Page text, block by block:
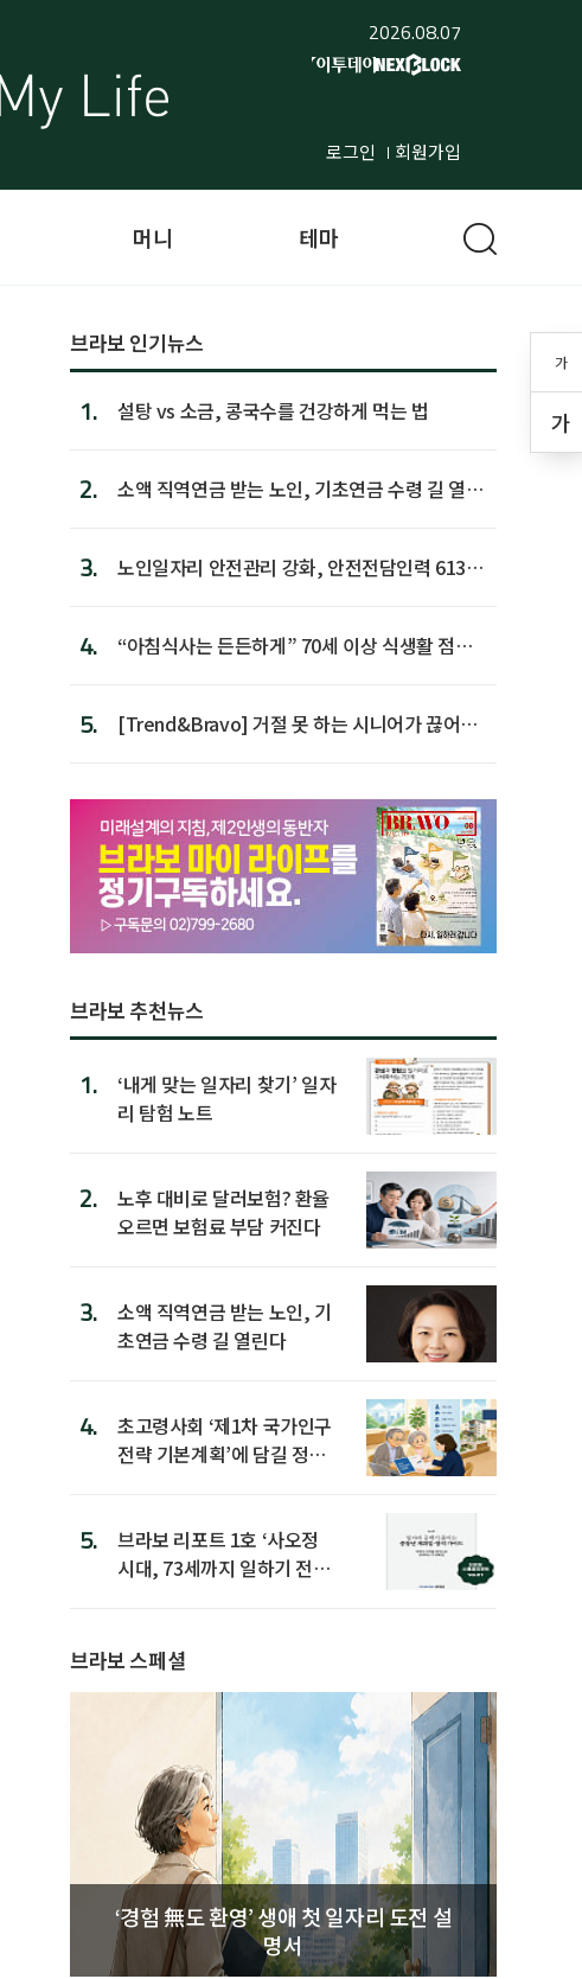
2026.08.07
로그인 회원가입
가
가
머니 테마
브라보 인기뉴스
1. 설탕 vs 소금, 콩국수를 건강하게 먹는 법
2.
소액 직역연금 받는 노인, 기초연금 수령 길 열린
3.
노인일자리 안전관리 강화, 안전전담인력 613명
4.
“아침식사는 든든하게” 70세 이상 식생활 점수
5.
[Trend&Bravo] 거절 못 하는 시니어가 끊어야
브라보 추천뉴스
1.
‘내게 맞는 일자리 찾기’ 일자
리 탐험 노트
2.
노후 대비로 달러보험? 환율
오르면 보험료 부담 커진다
3.
소액 직역연금 받는 노인, 기
초연금 수령 길 열린다
4.
초고령사회 ‘제1차 국가인구
전략 기본계획’에 담길 정책
5.
브라보 리포트 1호 ‘사오정
시대, 73세까지 일하기 전략’
브라보 스페셜
‘경험 無도 환영’ 생애 첫 일자리 도전 설
명서